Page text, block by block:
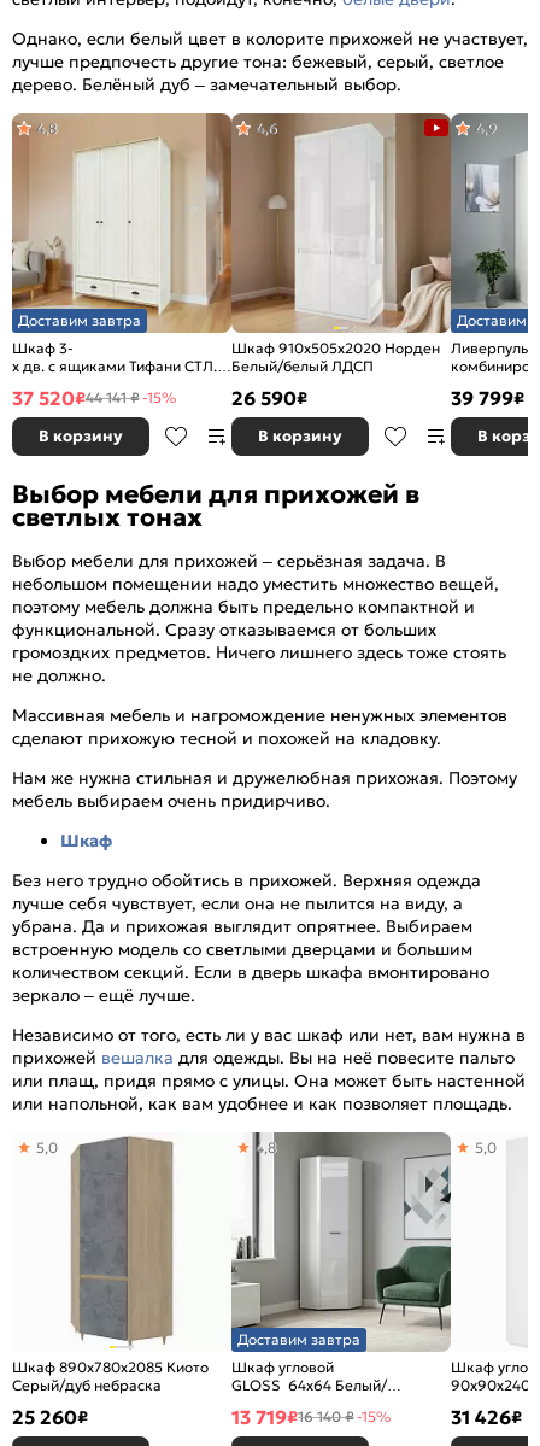
Однако, если белый цвет в колорите прихожей не участвует,
лучше предпочесть другие тона: бежевый, серый, светлое
дерево. Белёный дуб – замечательный выбор.
Доставим завтра
Шкаф 3-
х дв. с ящиками Тифани СТЛ.305.02 Дуб небраска/
4,8
37 520₽44 141 ₽-15%
В корзину
Шкаф 910x505x2020 Норден
Белый/белый ЛДСП
4,6
26 590₽
В корзину
Доставим
Ливерпуль
4,9
39 799₽
В
Выбор мебели для прихожей в
светлых тонах
Выбор мебели для прихожей – серьёзная задача. В
небольшом помещении надо уместить множество вещей,
поэтому мебель должна быть предельно компактной и
функциональной. Сразу отказываемся от больших
громоздких предметов. Ничего лишнего здесь тоже стоять
не должно.
Массивная мебель и нагромождение ненужных элементов
сделают прихожую тесной и похожей на кладовку.
Нам же нужна стильная и дружелюбная прихожая. Поэтому
мебель выбираем очень придирчиво.
Шкаф
Без него трудно обойтись в прихожей. Верхняя одежда
лучше себя чувствует, если она не пылится на виду, а
убрана. Да и прихожая выглядит опрятнее. Выбираем
встроенную модель со светлыми дверцами и большим
количеством секций. Если в дверь шкафа вмонтировано
зеркало – ещё лучше.
Независимо от того, есть ли у вас шкаф или нет, вам нужна в
прихожей вешалка для одежды. Вы на неё повесите пальто
или плащ, придя прямо с улицы. Она может быть настенной
или напольной, как вам удобнее и как позволяет площадь.
Шкаф 890x780x2085 Киото
Серый/дуб небраска
5,0
25 260₽
Доставим завтра
Шкаф угловой
GLOSS 64х64 Белый/
4,8
13 719₽16 140 ₽-15%
Шкаф
90х90х240
5,0
31 426₽